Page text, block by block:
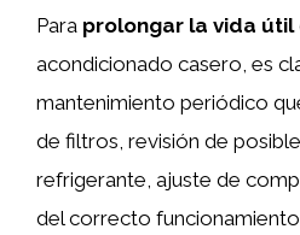
Para prolongar la vida útil
acondicionado casero, es
mantenimiento periódico
de filtros, revisión de
refrigerante, ajuste de
del correcto funcionamiento